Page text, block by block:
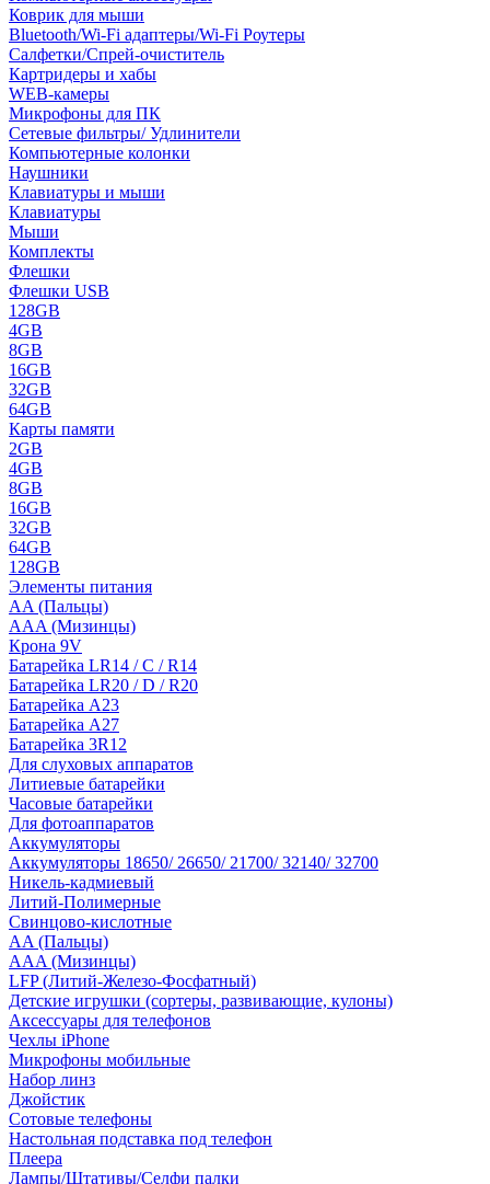
Коврик для мыши
Bluetooth/Wi-Fi адаптеры/Wi-Fi Роутеры
Салфетки/Спрей-очиститель
Картридеры и хабы
WEB-камеры
Микрофоны для ПК
Сетевые фильтры/ Удлинители
Компьютерные колонки
Наушники
Клавиатуры и мыши
Клавиатуры
Мыши
Комплекты
Флешки
Флешки USB
128GB
4GB
8GB
16GB
32GB
64GB
Карты памяти
2GB
4GB
8GB
16GB
32GB
64GB
128GB
Элементы питания
AA (Пальцы)
AAA (Мизинцы)
Крона 9V
Батарейка LR14 / C / R14
Батарейка LR20 / D / R20
Батарейка A23
Батарейка A27
Батарейка 3R12
Для слуховых аппаратов
Литиевые батарейки
Часовые батарейки
Для фотоаппаратов
Аккумуляторы
Аккумуляторы 18650/ 26650/ 21700/ 32140/ 32700
Никель-кадмиевый
Литий-Полимерные
Свинцово-кислотные
AA (Пальцы)
AAA (Мизинцы)
LFP (Литий-Железо-Фосфатный)
Детские игрушки (сортеры, развивающие, кулоны)
Аксессуары для телефонов
Чехлы iPhone
Микрофоны мобильные
Набор линз
Джойстик
Сотовые телефоны
Настольная подставка под телефон
Плеера
Лампы/Штативы/Селфи палки